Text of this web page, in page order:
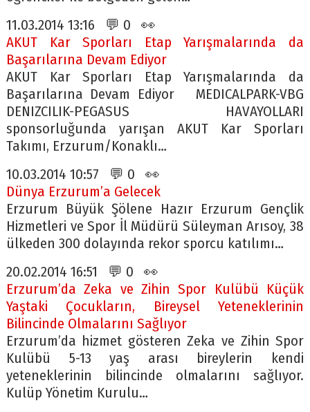
11.03.2014 13:16 💬 0 👀
AKUT Kar Sporları Etap Yarışmalarında da
Başarılarına Devam Ediyor
AKUT Kar Sporları Etap Yarışmalarında da
Başarılarına Devam Ediyor MEDICALPARK-VBG
DENIZCILIK-PEGASUS HAVAYOLLARI
sponsorluğunda yarışan AKUT Kar Sporları
Takımı, Erzurum/Konaklı…
10.03.2014 10:57 💬 0 👀
Dünya Erzurum’a Gelecek
Erzurum Büyük Şölene Hazır Erzurum Gençlik
Hizmetleri ve Spor İl Müdürü Süleyman Arısoy, 38
ülkeden 300 dolayında rekor sporcu katılımı…
20.02.2014 16:51 💬 0 👀
Erzurum’da Zeka ve Zihin Spor Kulübü Küçük
Yaştaki Çocukların, Bireysel Yeteneklerinin
Bilincinde Olmalarını Sağlıyor
Erzurum’da hizmet gösteren Zeka ve Zihin Spor
Kulübü 5-13 yaş arası bireylerin kendi
yeteneklerinin bilincinde olmalarını sağlıyor.
Kulüp Yönetim Kurulu…